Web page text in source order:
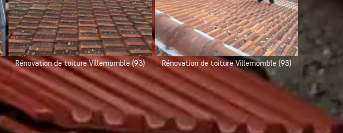
Rénovation de toiture Villemomble (93) Rénovation de toiture Villemomble (93)